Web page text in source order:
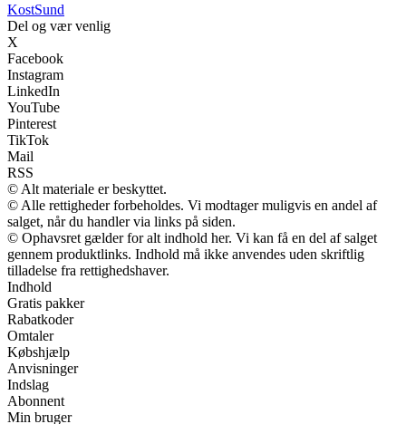
KostSund
Del og vær venlig
X
Facebook
Instagram
LinkedIn
YouTube
Pinterest
TikTok
Mail
RSS
© Alt materiale er beskyttet.
© Alle rettigheder forbeholdes. Vi modtager muligvis en andel af
salget, når du handler via links på siden.
© Ophavsret gælder for alt indhold her. Vi kan få en del af salget
gennem produktlinks. Indhold må ikke anvendes uden skriftlig
tilladelse fra rettighedshaver.
Indhold
Gratis pakker
Rabatkoder
Omtaler
Købshjælp
Anvisninger
Indslag
Abonnent
Min bruger